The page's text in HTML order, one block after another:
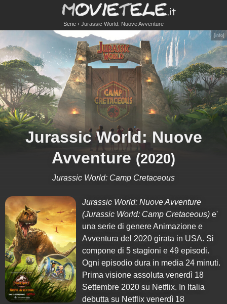
Serie Jurassic World: Nuove Avventure
[info]
Jurassic World: Nuove
Avventure (2020)
Jurassic World: Camp Cretaceous
Jurassic World: Nuove Avventure
(Jurassic World: Camp Cretaceous) e'
una serie di genere Animazione e
Avventura del 2020 girata in USA. Si
compone di5 stagioni e49 episodi.
Ogni episodio dura in media 24 minuti.
Prima visione assoluta venerdì 18
Settembre 2020 su Netflix. In Italia
debutta su Netflix venerdì 18